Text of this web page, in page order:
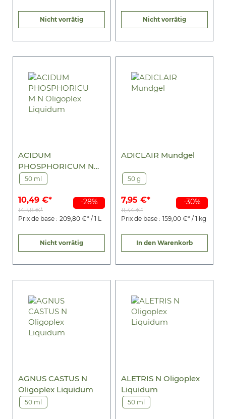
Nicht vorrätig Nicht vorrätig
-28%
ACIDUM
PHOSPHORICUM N
Oligoplex Liquidum
50 ml
10,49 €*
14,48 €*
Prix de base : 209,80 €* / 1 L
Nicht vorrätig
-30%
ADICLAIR Mundgel
50 g
7,95 €*
11,34 €*
Prix de base : 159,00 €* / 1 kg
In den Warenkorb
AGNUS CASTUS N
Oligoplex Liquidum
50 ml
ALETRIS N Oligoplex
Liquidum
50 ml